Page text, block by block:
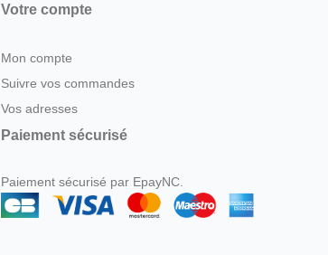
Votre compte
Mon compte
Suivre vos commandes
Vos adresses
Paiement sécurisé
Paiement sécurisé par EpayNC.